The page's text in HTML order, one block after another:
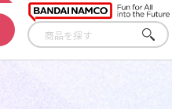
さが
す